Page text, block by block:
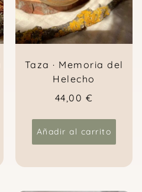
Taza · Memoria del
Helecho
44,00 €
Añadir al carrito